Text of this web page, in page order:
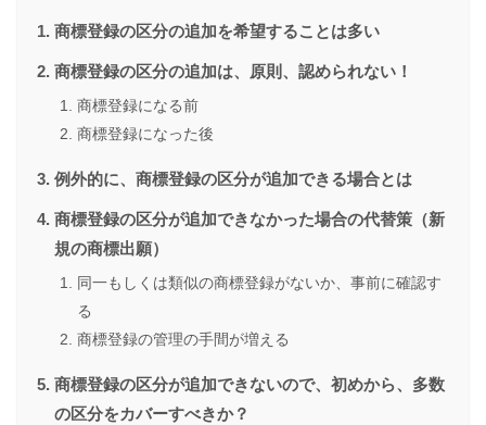
商標登録の区分の追加を希望することは多い
商標登録の区分の追加は、原則、認められない！
商標登録になる前
商標登録になった後
例外的に、商標登録の区分が追加できる場合とは
商標登録の区分が追加できなかった場合の代替策（新
規の商標出願）
同一もしくは類似の商標登録がないか、事前に確認す
る
商標登録の管理の手間が増える
商標登録の区分が追加できないので、初めから、多数
の区分をカバーすべきか？